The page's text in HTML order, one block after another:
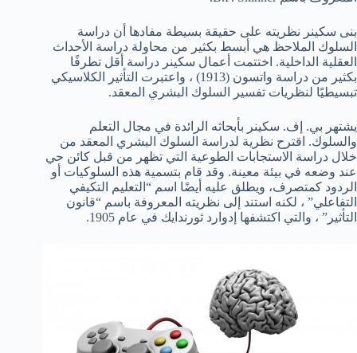
بنى سكينر نظريته على حقيقة بسيطة مفادها أن دراسة
السلوك الملاحظ هي أبسط بكثير من محاولة دراسة الأحداث
العقلية الداخلية. اختتمت أعمال سكينر دراسة أقل تطرفًا
بكثير من دراسة واتسون (1913) ، واعتبرت التأثير الكلاسيكي
تبسيطيًا لنظريات تفسير السلوك البشري المعقد.
يشتهر بي. إف. سكينر بأبحاثه الرائدة في مجال التعلم
والسلوك. اقترح نظرية لدراسة السلوك البشري المعقد من
خلال دراسة الاستجابات الطوعية التي تظهر من قبل كائن حي
عند وضعه في بيئة معينة. وقد قام بتسمية هذه السلوكيات أو
الردود كمتصرف، ويطلق عليه أيضًا اسم “التعليم التكيفي
التفاعلي” ، لكنه استند إلى نظريته المعروفة باسم “قانون
التأثير” ، والتي اكتشفها إدوارد ثورندايك في عام 1905.